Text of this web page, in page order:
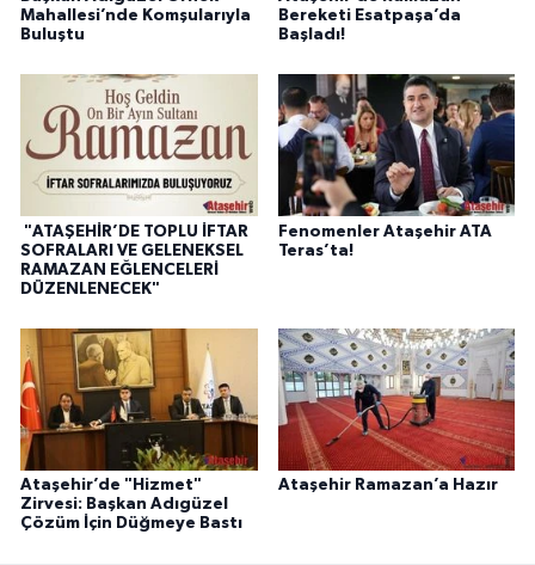
Mahallesi’nde Komşularıyla
Buluştu
Bereketi Esatpaşa’da
Başladı!
"ATAŞEHİR’DE TOPLU İFTAR
SOFRALARI VE GELENEKSEL
RAMAZAN EĞLENCELERİ
DÜZENLENECEK"
Fenomenler Ataşehir ATA
Teras’ta!
Ataşehir’de "Hizmet"
Zirvesi: Başkan Adıgüzel
Çözüm İçin Düğmeye Bastı
Ataşehir Ramazan’a Hazır